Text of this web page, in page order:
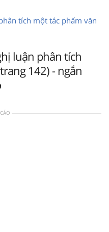
tích một tác phẩm văn
luận phân tích
142) - ngắn